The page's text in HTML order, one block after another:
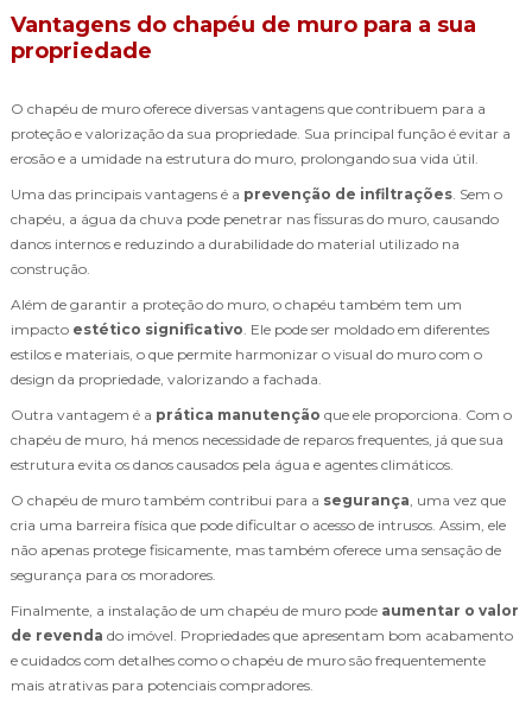
Vantagens do chapéu de muro para a sua
propriedade
O chapéu de muro oferece diversas vantagens que contribuem para a
proteção e valorização da sua propriedade. Sua principal função é evitar a
erosão e a umidade na estrutura do muro, prolongando sua vida útil.
Uma das principais vantagens é a prevenção de infiltrações . Sem o
chapéu, a água da chuva pode penetrar nas fissuras do muro, causando
danos internos e reduzindo a durabilidade do material utilizado na
construção.
Além de garantir a proteção do muro, o chapéu também tem um
impacto estético significativo . Ele pode ser moldado em diferentes
estilos e materiais, o que permite harmonizar o visual do muro com o
design da propriedade, valorizando a fachada.
Outra vantagem é a prática manutenção que ele proporciona. Com o
chapéu de muro, há menos necessidade de reparos frequentes, já que sua
estrutura evita os danos causados pela água e agentes climáticos.
O chapéu de muro também contribui para a segurança , uma vez que
cria uma barreira física que pode dificultar o acesso de intrusos. Assim, ele
não apenas protege fisicamente, mas também oferece uma sensação de
segurança para os moradores.
Finalmente, a instalação de um chapéu de muro pode aumentar o valor
de revenda do imóvel. Propriedades que apresentam bom acabamento
e cuidados com detalhes como o chapéu de muro são frequentemente
mais atrativas para potenciais compradores.